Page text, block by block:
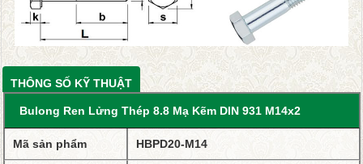
THÔNG SỐ KỸ THUẬT
Bulong Ren Lửng Thép 8.8 Mạ Kẽm DIN 931 M14x2
Mã sản phẩm HBPD20-M14